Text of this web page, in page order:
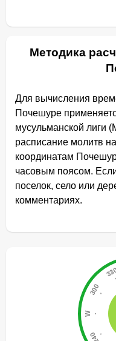
Методика
Для вычисления
Почешуре
мусульманской лиги
расписание молитв
координатам
часовым поясом.
поселок, село или
комментариях.